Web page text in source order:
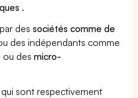
.
dessociétés comme de
des indépendants comme
ou desmicro-
sont respectivement